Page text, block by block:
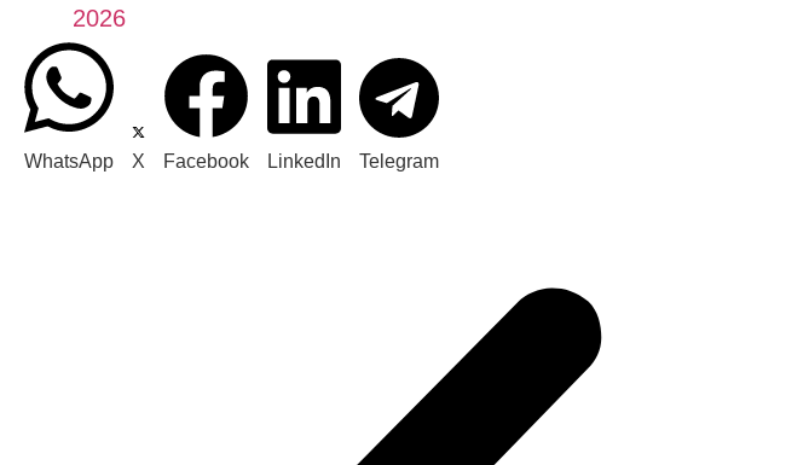
2026
WhatsApp X Facebook LinkedIn Telegram